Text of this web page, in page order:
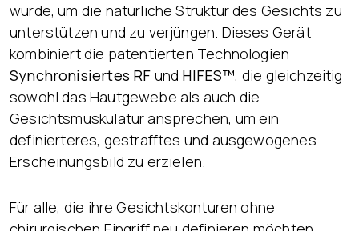
wurde, um die natürliche Struktur des Gesichts zu
unterstützen und zu verjüngen. Dieses Gerät
kombiniert die patentierten Technologien
Synchronisiertes RF und HIFES™, die gleichzeitig
sowohl das Hautgewebe als auch die
Gesichtsmuskulatur ansprechen, um ein
definierteres, gestrafftes und ausgewogenes
Erscheinungsbild zu erzielen.
Für alle, die ihre Gesichtskonturen ohne